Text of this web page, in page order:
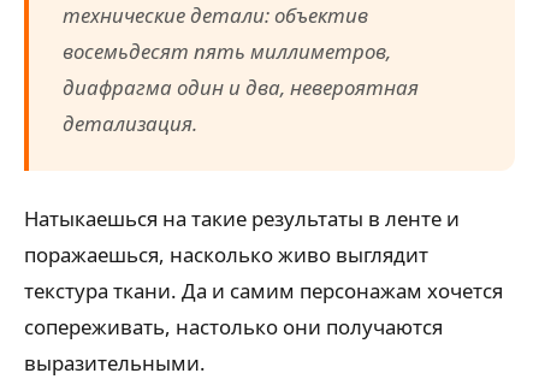
технические детали: объектив
восемьдесят пять миллиметров,
диафрагма один и два, невероятная
детализация.
Натыкаешься на такие результаты в ленте и
поражаешься, насколько живо выглядит
текстура ткани. Да и самим персонажам хочется
сопереживать, настолько они получаются
выразительными.